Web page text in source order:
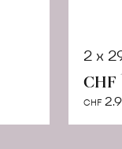
2 x
CHF
CHF